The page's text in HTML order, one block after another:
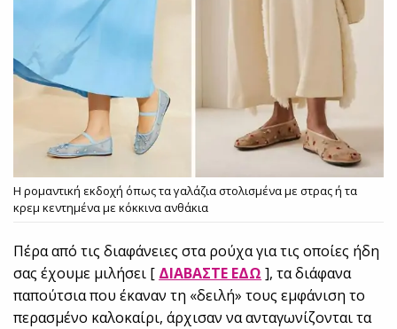
Η ρομαντική εκδοχή όπως τα γαλάζια στολισμένα με στρας ή τα
κρεμ κεντημένα με κόκκινα ανθάκια
Πέρα από τις διαφάνειες στα ρούχα για τις οποίες ήδη
σας έχουμε μιλήσει [ ΔΙΑΒΑΣΤΕ ΕΔΩ ], τα διάφανα
παπούτσια που έκαναν τη «δειλή» τους εμφάνιση το
περασμένο καλοκαίρι, άρχισαν να ανταγωνίζονται τα